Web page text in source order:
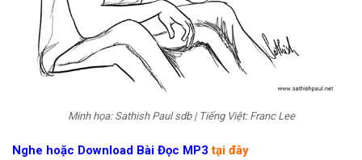
Minh họa: Sathish Paul sdb | Tiếng Việt: Franc Lee
Nghe hoặc Download Bài Đọc MP3 tại đây